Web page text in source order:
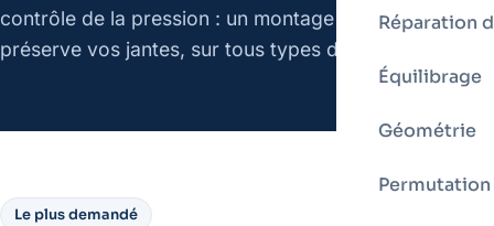
Réparation
Équilibrage
Géométrie
Permutation
contrôle de la pression : un montage soigné qui
préserve vos jantes, sur tous types de véhicules.
Le plus demandé